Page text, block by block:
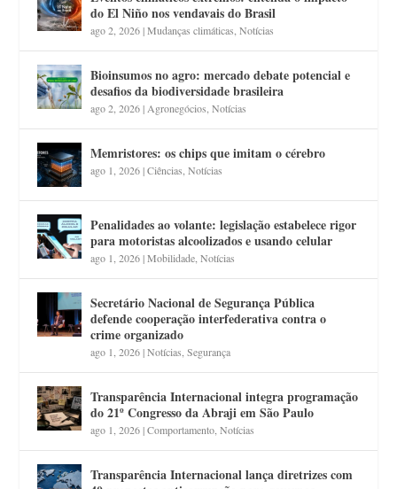
do El Niño nos vendavais do Brasil
ago 2, 2026|Mudanças climáticas ,Notícias
Bioinsumos no agro: mercado debate potencial e
desafios da biodiversidade brasileira
ago 2, 2026| Agronegócios ,Notícias
Memristores: os chips que imitam o cérebro
ago 1, 2026|Ciências ,Notícias
Penalidades ao volante: legislação estabelece rigor
para motoristas alcoolizados e usando celular
ago 1, 2026|Mobilidade ,Notícias
Secretário Nacional de Segurança Pública
defende cooperação interfederativa contra o
crime organizado
ago 1, 2026|Notícias ,Segurança
Transparência Internacional integra programação
do 21º Congresso da Abraji em São Paulo
ago 1, 2026|Comportamento ,Notícias
Transparência Internacional lança diretrizes com